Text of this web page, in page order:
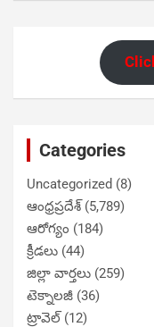
Categories
Uncategorized (8)
ఆంధ్రప్రదేశ్(5,789)
ఆరోగ్యం (184)
క్రీడలు (44)
జిల్లా వార్తలు (259)
టెక్నాలజీ (36)
ట్రావెల్(12)